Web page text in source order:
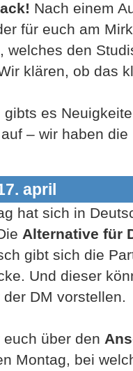
Nach einem
für euch am
, welches den
klären, ob das
gibts es
– wir haben
april
hat sich in
Alternative für
gibt sich die
Und dieser
DM vorstellen.
über den
Montag, bei